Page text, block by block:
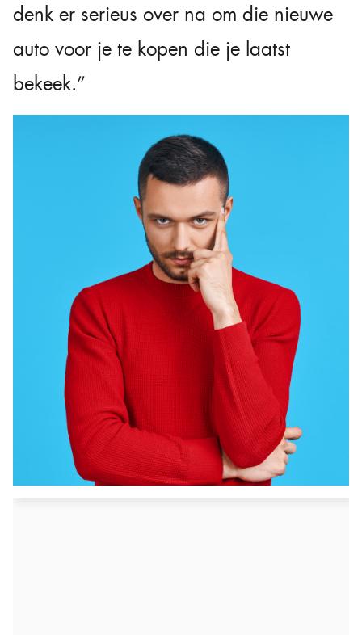
denk er serieus over na om die nieuwe
auto voor je te kopen die je laatst
bekeek.”